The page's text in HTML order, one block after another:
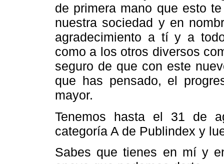
de primera mano que esto
nuestra sociedad y en
agradecimiento a tí y a
como a los otros diversos
seguro de que con este
que has pensado, el
mayor.
Tenemos hasta el 31 de
categoría A de Publindex y
Sabes que tienes en mí y